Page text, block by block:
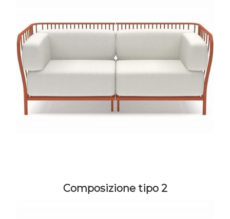
Composizione tipo 2